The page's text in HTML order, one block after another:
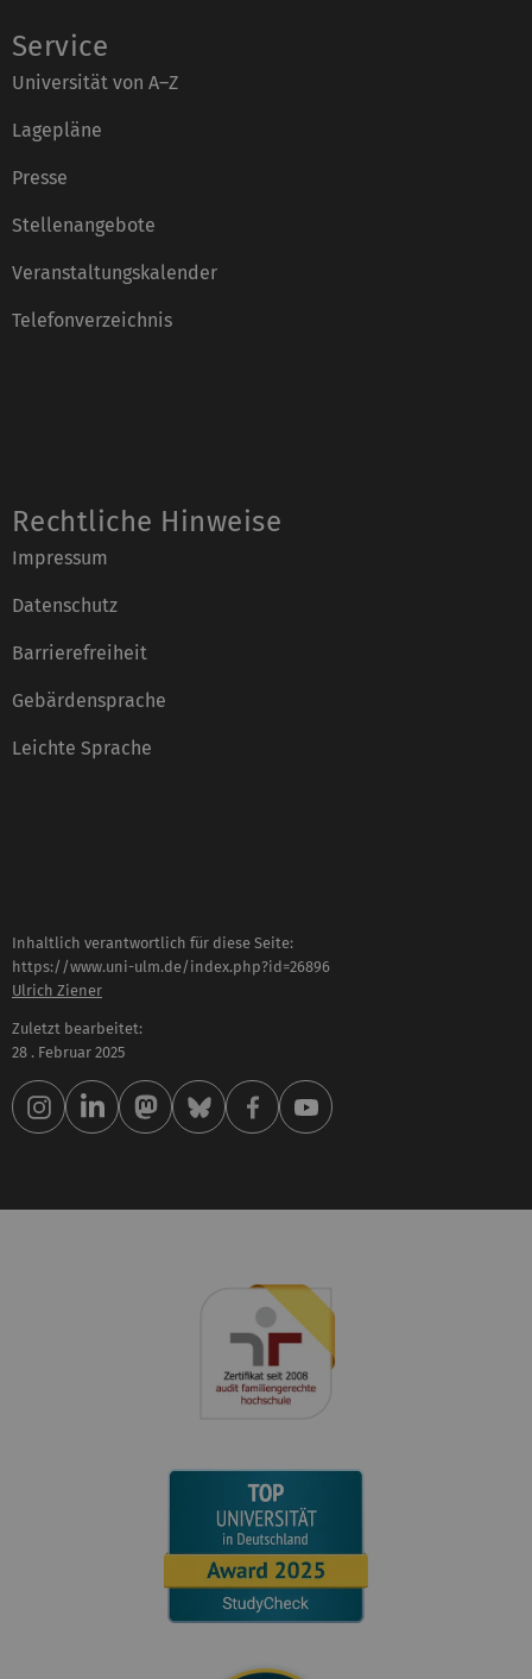
Service
Universität von A–Z
Lagepläne
Presse
Stellenangebote
Veranstaltungskalender
Telefonverzeichnis
Rechtliche Hinweise
Impressum
Datenschutz
Barrierefreiheit
Gebärdensprache
Leichte Sprache
Inhaltlich verantwortlich für diese Seite:
https://www.uni-ulm.de/index.php?id=26896
Ulrich Ziener
Zuletzt bearbeitet:
28 . Februar 2025